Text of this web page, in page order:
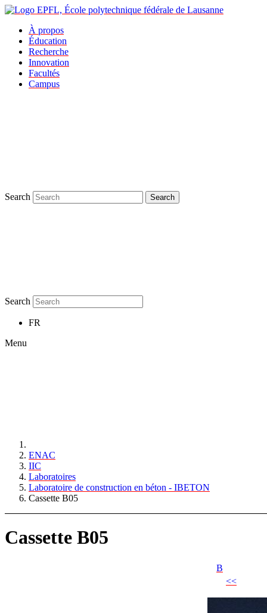
À propos
Éducation
Recherche
Innovation
Facultés
Campus
Search Search
Search
FR
Menu
ENAC
IIC
Laboratoires
Laboratoire de construction en béton - IBETON
Cassette B05
Cassette B05
B
<<